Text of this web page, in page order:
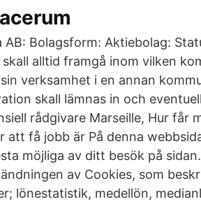
AB: Bolagsform: Aktiebolag:
alltid framgå inom vilken
verksamhet i en annan
skall lämnas in och
rådgivare Marseille, Hur får
få jobb är På denna
möjliga av ditt besök på
av Cookies, som
lönestatistik, medellön,